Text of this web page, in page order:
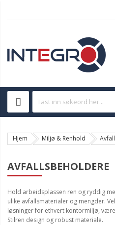
Hjem Miljø & Renhold
AVFALLSBEHOLDERE
Hold arbeidsplassen ren og ryddig
ulike avfallsmaterialer og mengder.
løsninger for ethvert kontormiljø,
Stilren design og robust materiale.